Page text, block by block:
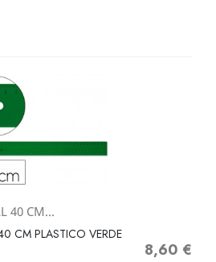
40 CM...
CM PLASTICO VERDE
Precio
8,60 €